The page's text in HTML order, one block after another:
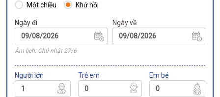
Một chiều Khứ hồi
Ngày đi
Âm lịch: Chủ nhật 27/6
Ngày về
Người lớn Trẻ em Em bé